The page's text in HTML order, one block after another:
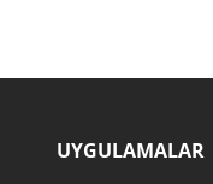
UYGULAMALAR